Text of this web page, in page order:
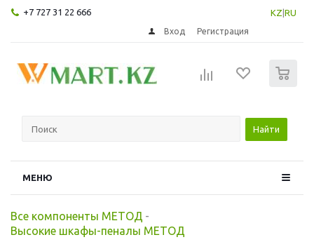
+7 727 31 22 666 KZ RU
Вход Регистрация
Найти
МЕНЮ
Все компоненты МЕТОД -
Высокие шкафы-пеналы МЕТОД